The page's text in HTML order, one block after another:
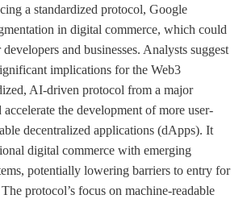
a standardized protocol, Google
in digital commerce, which could
and businesses. Analysts suggest
implications for the Web3
AI-driven protocol from a major
the development of more user-
decentralized applications (dApps). It
digital commerce with emerging
potentially lowering barriers to entry for
protocol’s focus on machine-readable